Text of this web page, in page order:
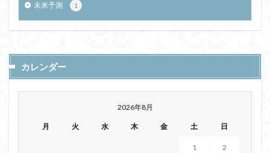
未来予測 1
カレンダー
2026年8月
月 火 水 木 金 土 日
1 2